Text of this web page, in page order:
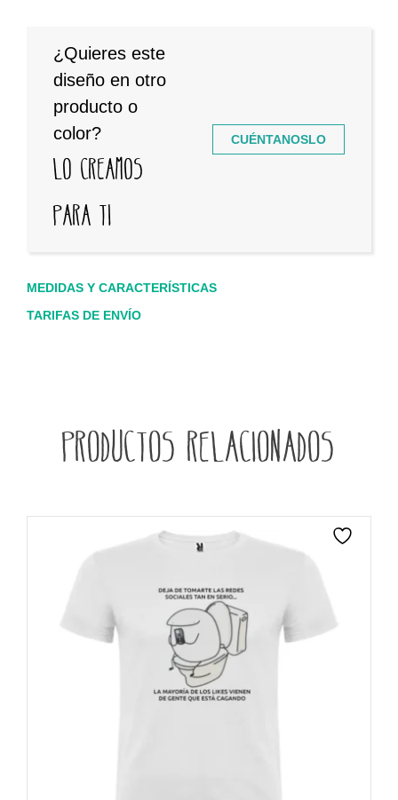
¿Quieres este
diseño en otro
producto o
color?
Lo creamos
para ti
CUÉNTANOSLO
MEDIDAS Y CARACTERÍSTICAS
TARIFAS DE ENVÍO
Productos relacionados